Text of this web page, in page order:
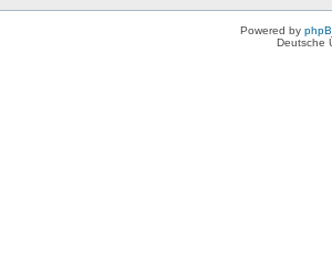
Powered by
Deutsche